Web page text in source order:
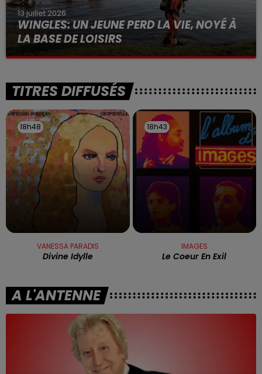
13 juillet 2026
WINGLES: UN JEUNE PERD LA VIE, NOYÉ À
LA BASE DE LOISIRS
La victime a coulé à pic
TITRES DIFFUSÉS
18h48
18h48
VANESSA PARADIS
Divine Idylle
18h43
18h43
IMAGES
Le Coeur En Exil
A L'ANTENNE